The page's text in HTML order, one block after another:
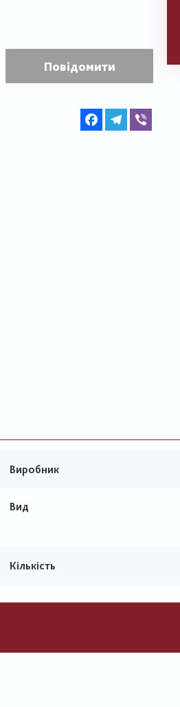
Повідомити
FacebookTelegram
Виробник
Вид
Кількість